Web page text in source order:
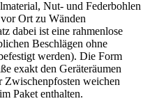
Nut- und Federbohlen
Ort zu Wänden
dabei ist eine rahmenlose
Beschlägen ohne
werden). Die Form
exakt den Geräteräumen
Zwischenpfosten weichen
Paket enthalten.